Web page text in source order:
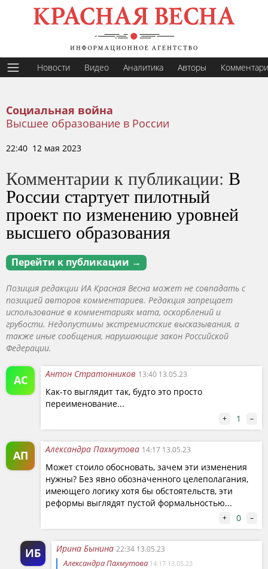
Новости Видео Аналитика Авторы
Социальная война
Высшее образование в России
22:40 12 мая 2023
Комментарии к публикации: В
России стартует пилотный
проект по изменению уровней
высшего образования
Перейти к публикации →
Позиция редакции ИА Красная Весна может не совпадать с
позицией авторов комментариев. Редакция запрещает
использование в комментариях мата, оскорблений и
грубости. Недопустимы экстремистские высказывания, а
также иные сообщения, нарушающие закон Российской
Федерации.
АС
Антон Стратонников 13:40 13.05.23
Как-то выглядит так, будто это просто
переименование...
+ 1 –
АП
Александра Пахмутова 14:17 13.05.23
Может стоило обосновать, зачем эти изменения
нужны? Без явно обозначенного целеполагания,
имеющего логику хотя бы обстоятельств, эти
реформы выглядят пустой формальностью...
+ 0 –
ИБ Ирина Бынина 22:34 13.05.23
Александра Пахмутова 14:17 13.05.23